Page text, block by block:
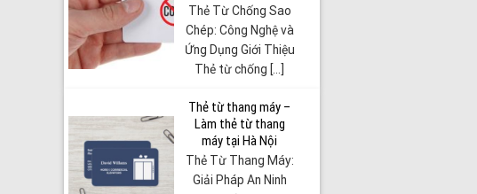
Thẻ Từ Chống Sao
Chép: Công Nghệ và
Ứng Dụng Giới Thiệu
Thẻ từ chống [...]
Thẻ từ thang máy –
Làm thẻ từ thang
máy tại Hà Nội
Thẻ Từ Thang Máy:
Giải Pháp An Ninh